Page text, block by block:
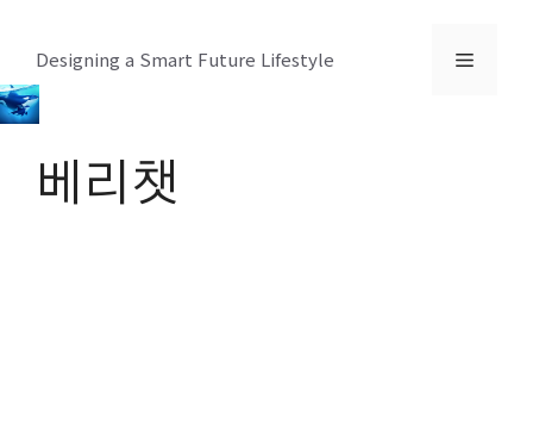
츠
로
Designing a Smart Future Lifestyle 메
베리챗